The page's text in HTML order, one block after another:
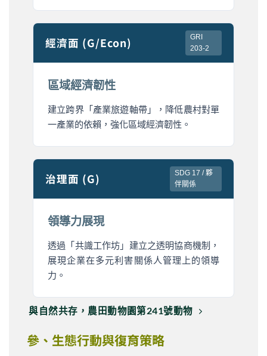
經濟面 (G/Econ)
GRI
203-2
區域經濟韌性
建立跨界「產業旅遊軸帶」，降低農村對單
一產業的依賴，強化區域經濟韌性。
治理面 (G)
SDG 17 / 夥
伴關係
領導力展現
透過「共識工作坊」建立之透明協商機制，
展現企業在多元利害關係人管理上的領導
力。
與自然共存，農田動物園第241號動物
參、生態行動與復育策略